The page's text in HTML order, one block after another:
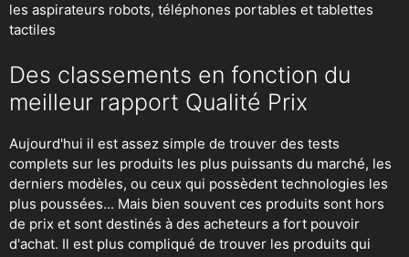
les aspirateurs robots, téléphones portables et tablettes
tactiles
Des classements en fonction du
meilleur rapport Qualité Prix
Aujourd'hui il est assez simple de trouver des tests
complets sur les produits les plus puissants du marché, les
derniers modèles, ou ceux qui possèdent technologies les
plus poussées... Mais bien souvent ces produits sont hors
de prix et sont destinés à des acheteurs a fort pouvoir
d'achat. Il est plus compliqué de trouver les produits qui